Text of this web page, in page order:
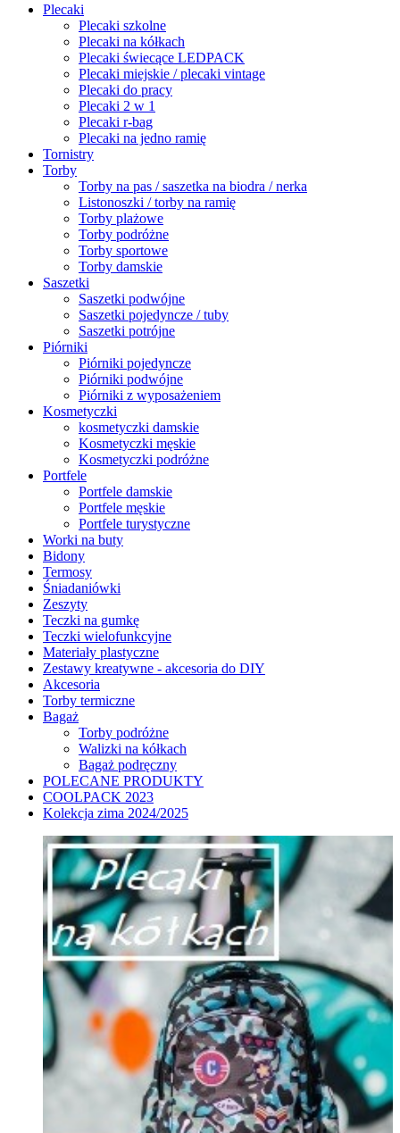
Plecaki
Plecaki szkolne
Plecaki na kółkach
Plecaki świecące LEDPACK
Plecaki miejskie / plecaki vintage
Plecaki do pracy
Plecaki 2 w 1
Plecaki r-bag
Plecaki na jedno ramię
Tornistry
Torby
Torby na pas / saszetka na biodra / nerka
Listonoszki / torby na ramię
Torby plażowe
Torby podróżne
Torby sportowe
Torby damskie
Saszetki
Saszetki podwójne
Saszetki pojedyncze / tuby
Saszetki potrójne
Piórniki
Piórniki pojedyncze
Piórniki podwójne
Piórniki z wyposażeniem
Kosmetyczki
kosmetyczki damskie
Kosmetyczki męskie
Kosmetyczki podróżne
Portfele
Portfele damskie
Portfele męskie
Portfele turystyczne
Worki na buty
Bidony
Termosy
Śniadaniówki
Zeszyty
Teczki na gumkę
Teczki wielofunkcyjne
Materiały plastyczne
Zestawy kreatywne - akcesoria do DIY
Akcesoria
Torby termiczne
Bagaż
Torby podróżne
Walizki na kółkach
Bagaż podręczny
POLECANE PRODUKTY
COOLPACK 2023
Kolekcja zima 2024/2025